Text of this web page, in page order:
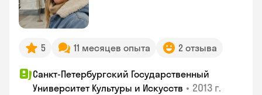
5 11 месяцев опыта 2 отзыва
Санкт-Петербургский Государственный
Университет Культуры и Искусств • 2013 г.